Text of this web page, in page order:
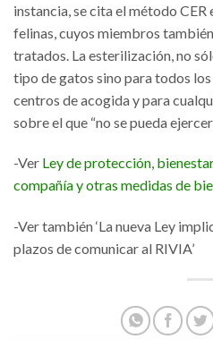
instancia, se cita el método CER
felinas, cuyos miembros
tratados. La esterilización, no
tipo de gatos sino para todos
centros de acogida y para
sobre el que “no se pueda
-Ver Ley de protección,
compañía y otras medidas de
-Ver también ‘La nueva Ley
plazos de comunicar al RIVIA’